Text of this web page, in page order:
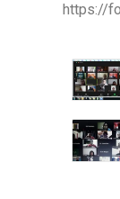
https://